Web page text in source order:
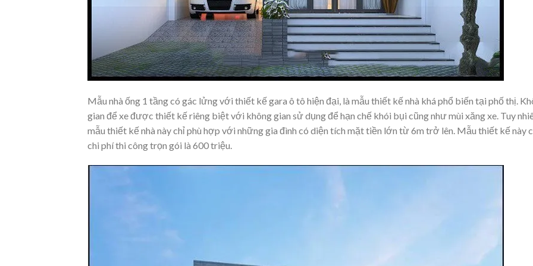
Mẫu nhà ống 1 tầng có gác lửng với thiết kế gara ô tô hiện đại, là mẫu thiết kế nhà khá phổ biến tại phố thị.
gian để xe được thiết kế riêng biệt với không gian sử dụng để hạn chế khói bụi cũng như mùi xăng xe. Tuy
mẫu thiết kế nhà này chỉ phù hợp với những gia đình có diện tích mặt tiền lớn từ 6m trở lên. Mẫu thiết kế này
chi phí thi công trọn gói là 600 triệu.